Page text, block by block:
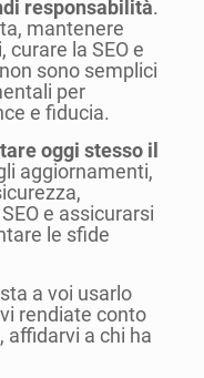
responsabilità.
mantenere
la SEO e
sono semplici
per
e fiducia.
oggi stesso il
aggiornamenti,
e assicurarsi
le sfide
a voi usarlo
rendiate conto
affidarvi a chi ha